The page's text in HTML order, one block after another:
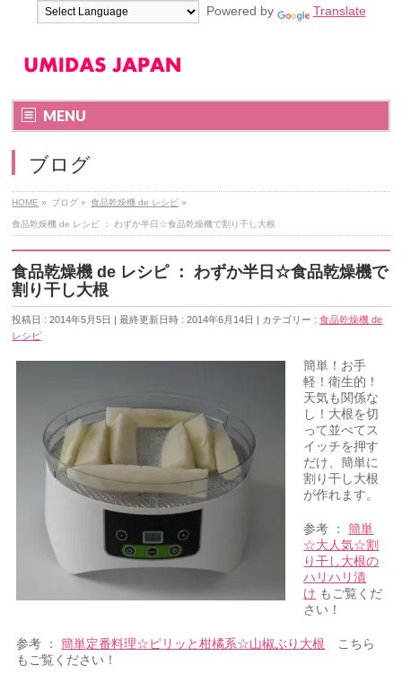
Powered by Translate
MENU
ブログ
HOME » ブログ » 食品乾燥機 de レシピ »
食品乾燥機 de レシピ ： わずか半日☆食品乾燥機で割り干し大根
食品乾燥機 de レシピ ： わずか半日☆食品乾燥機で
割り干し大根
投稿日 : 2014年5月5日 最終更新日時 : 2014年6月14日 カテゴリー :食品乾燥機 de
レシピ
簡単！お手
軽！衛生的！
天気も関係な
し！大根を切
って並べてス
イッチを押す
だけ、簡単に
割り干し大根
が作れます。
参考 ：簡単
☆大人気☆割
り干し大根の
ハリハリ漬
け もご覧くだ
さい！
参考 ：簡単定番料理☆ピリッと柑橘系☆山椒ぶり大根 こちら
もご覧ください！